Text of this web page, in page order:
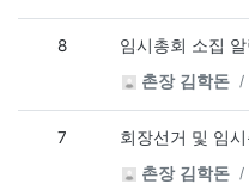
8
임시총회 소집 알
촌장 김학돈
7
회장선거 및 임
촌장 김학돈